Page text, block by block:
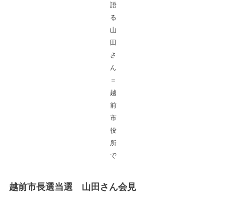
語
る
山
田
さ
ん
＝
越
前
市
役
所
で
越前市長選当選 山田さん会見